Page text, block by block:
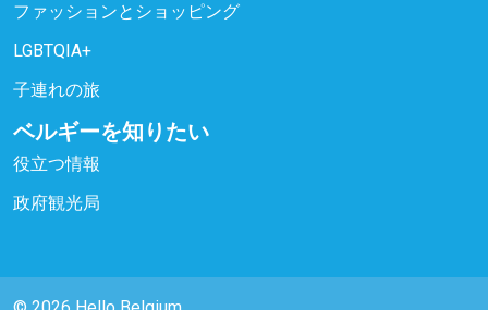
ファッションとショッピング
LGBTQIA+
子連れの旅
ベルギーを知りたい
役立つ情報
政府観光局